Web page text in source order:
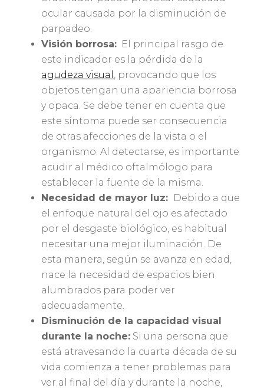
ocular causada por la disminución de
parpadeo.
Visión borrosa: El principal rasgo de
este indicador es la pérdida de la
agudeza visual , provocando que los
objetos tengan una apariencia borrosa
y opaca. Se debe tener en cuenta que
este síntoma puede ser consecuencia
de otras afecciones de la vista o el
organismo. Al detectarse, es importante
acudir al médico oftalmólogo para
establecer la fuente de la misma.
Necesidad de mayor luz: Debido a que
el enfoque natural del ojo es afectado
por el desgaste biológico, es habitual
necesitar una mejor iluminación. De
esta manera, según se avanza en edad,
nace la necesidad de espacios bien
alumbrados para poder ver
adecuadamente.
Disminución de la capacidad visual
durante la noche: Si una persona que
está atravesando la cuarta década de su
vida comienza a tener problemas para
ver al final del día y durante la noche,